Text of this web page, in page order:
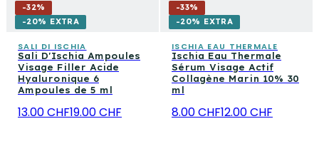
-32%
-20% EXTRA
SALI DI ISCHIA
Sali D'Ischia Ampoules
Visage Filler Acide
Hyaluronique 6
Ampoules de 5 ml
13.00 CHF19.00 CHF
-33%
-20% EXTRA
ISCHIA EAU THERMALE
Ischia Eau Thermale
Sérum Visage Actif
Collagène Marin 10% 30
ml
8.00 CHF12.00 CHF